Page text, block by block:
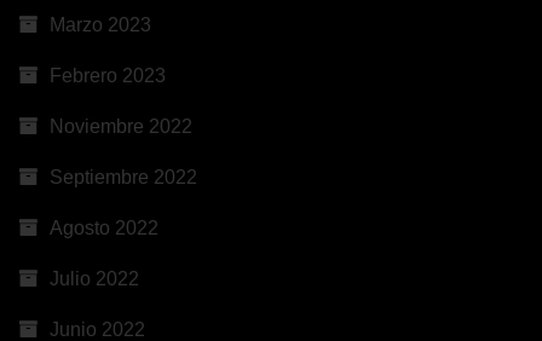
Marzo 2023
Febrero 2023
Noviembre 2022
Septiembre 2022
Agosto 2022
Julio 2022
Junio 2022